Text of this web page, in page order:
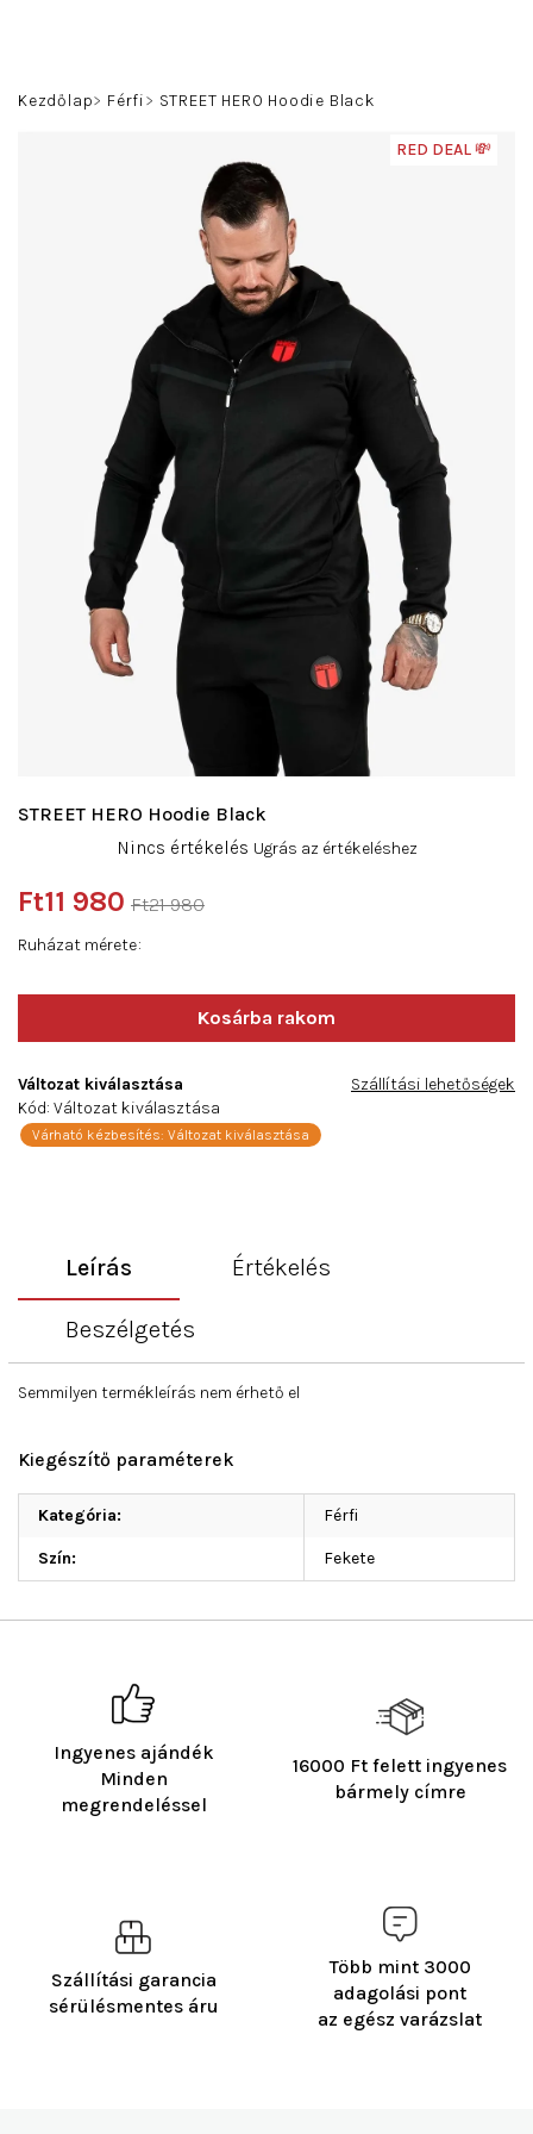
Kezdőlap Férfi STREET HERO Hoodie Black
Ruházat mérete
Ft21 980
Ft11 980
Változat kiválasztása
Várható kézbesítés: Változat kiválasztása
Szállítási lehetőségek
Kód: Változat kiválasztása
STREET HERO Hoodie Black
átlagos
értékelése
5-
Nincs értékelés Ugrás az értékeléshez
RED DEAL 💸
Ingyenes ajándék
Minden
megrendeléssel
16000 Ft felett ingyenes
bármely címre
Szállítási garancia
sérülésmentes áru
Több mint 3000
adagolási pont
az egész varázslat
Leírás Értékelés
Beszélgetés
Semmilyen termékleírás nem érhető el
Kiegészítő paraméterek
Kategória: Férfi
Szín: Fekete